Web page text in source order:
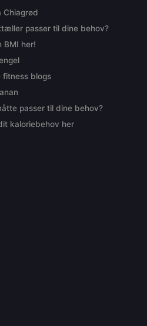
Chiagrød
passer til dine behov?
BMI her!
fitness blogs
passer til dine behov?
kaloriebehov her